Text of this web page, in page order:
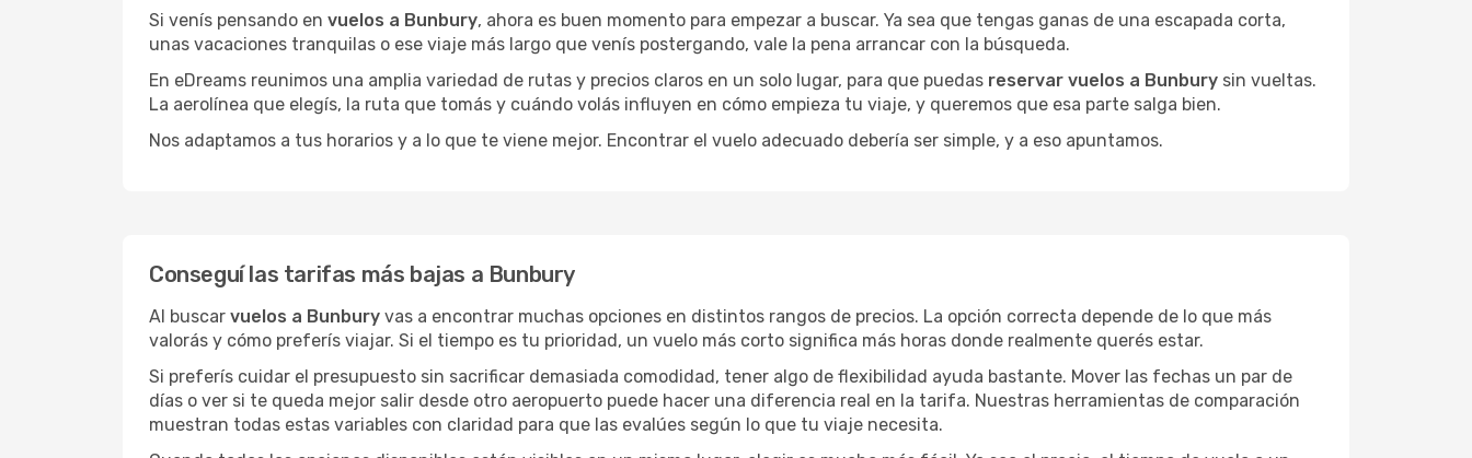
Si venís pensando en vuelos a Bunbury, ahora es buen momento para empezar a buscar. Ya sea que tengas ganas de una escapada corta,
unas vacaciones tranquilas o ese viaje más largo que venís postergando, vale la pena arrancar con la búsqueda.
En eDreams reunimos una amplia variedad de rutas y precios claros en un solo lugar, para que puedas reservar vuelos a Bunbury sin vueltas.
La aerolínea que elegís, la ruta que tomás y cuándo volás influyen en cómo empieza tu viaje, y queremos que esa parte salga bien.
Nos adaptamos a tus horarios y a lo que te viene mejor. Encontrar el vuelo adecuado debería ser simple, y a eso apuntamos.
Conseguí las tarifas más bajas a Bunbury
Al buscar vuelos a Bunbury vas a encontrar muchas opciones en distintos rangos de precios. La opción correcta depende de lo que más
valorás y cómo preferís viajar. Si el tiempo es tu prioridad, un vuelo más corto significa más horas donde realmente querés estar.
Si preferís cuidar el presupuesto sin sacrificar demasiada comodidad, tener algo de flexibilidad ayuda bastante. Mover las fechas un par de
días o ver si te queda mejor salir desde otro aeropuerto puede hacer una diferencia real en la tarifa. Nuestras herramientas de comparación
muestran todas estas variables con claridad para que las evalúes según lo que tu viaje necesita.